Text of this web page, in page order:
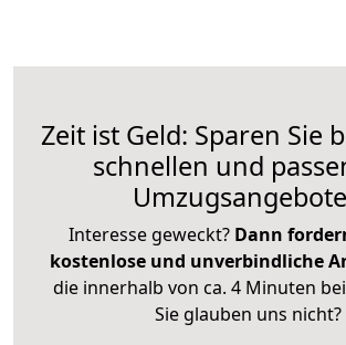
Zeit ist Geld: Sparen Sie
schnellen und
Interesse geweckt? Dann
kostenlose und unverbindliche
die innerhalb von ca. 4 Minuten
Sie glauben uns nicht?